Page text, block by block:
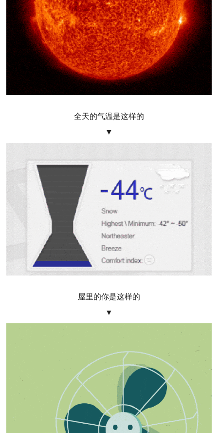
全天的气温是这样的
▼
屋里的你是这样的
▼